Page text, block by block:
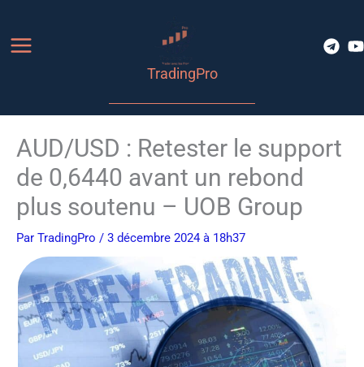
contenu
TradingPro
AUD/USD : Retester le support
de 0,6440 avant un rebond
plus soutenu – UOB Group
Par TradingPro / 3 décembre 2024 à 18h37